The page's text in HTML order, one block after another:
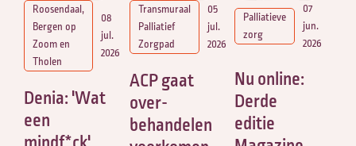
Roosendaal,
Bergen op
Zoom en
Tholen
08
jul.
2026
Denia: 'Wat
een
Transmuraal
Palliatief
Zorgpad
05
jul.
2026
ACP gaat
over-
behandelen
Palliatieve
zorg
07
jun.
2026
Nu online:
Derde
editie